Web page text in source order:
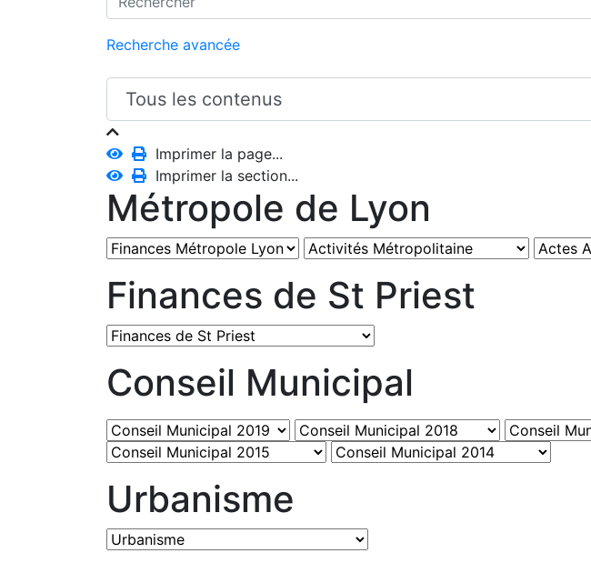
Recherche avancée
Imprimer la page...
Imprimer la section...
Métropole de Lyon
Finances de St Priest
Conseil Municipal
Urbanisme